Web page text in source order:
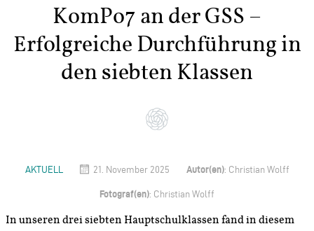
KomPo7 an der GSS –
Erfolgreiche Durchführung in
den siebten Klassen
AKTUELL 21. November 2025 Autor(en): Christian Wolff
Fotograf(en): Christian Wolff
In unseren drei siebten Hauptschulklassen fand in diesem